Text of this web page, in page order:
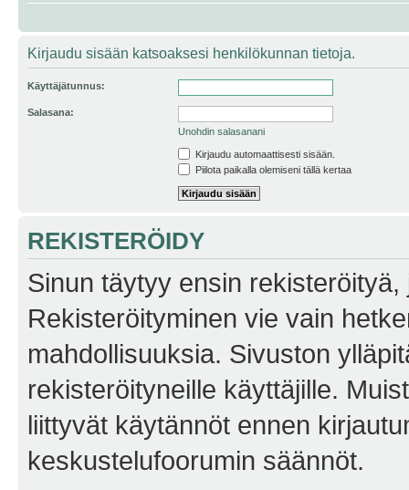
Kirjaudu sisään katsoaksesi henkilökunnan tietoja.
Käyttäjätunnus:
Salasana:
Unohdin salasanani
Kirjaudu automaattisesti sisään.
Piilota paikalla olemiseni tällä kertaa
REKISTERÖIDY
Sinun täytyy ensin
Rekisteröityminen vie vain
mahdollisuuksia. Sivuston
rekisteröityneille käyttäjille.
liittyvät käytännöt ennen
keskustelufoorumin säännöt.